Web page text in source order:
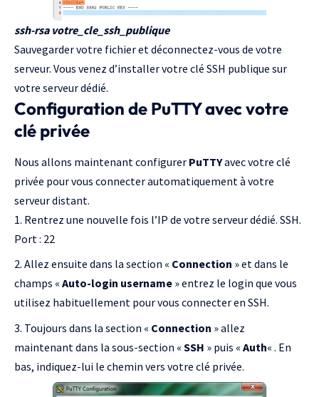
ssh-rsa votre_cle_ssh_publique
Sauvegarder votre fichier et déconnectez-vous de votre
serveur. Vous venez d’installer votre clé SSH publique sur
votre serveur dédié.
Configuration de PuTTY avec votre
clé privée
Nous allons maintenant configurer PuTTYavec votre clé
privée pour vous connecter automatiquement à votre
serveur distant.
Rentrez une nouvelle fois l’IP de votre serveur dédié. SSH.
Port : 22
Allez ensuite dans la section « Connection » et dans le
champs « Auto-login username » entrez le login que vous
utilisez habituellement pour vous connecter en SSH.
Toujours dans la section « Connection » allez
maintenant dans la sous-section « SSH » puis « Auth« . En
bas, indiquez-lui le chemin vers votre clé privée.